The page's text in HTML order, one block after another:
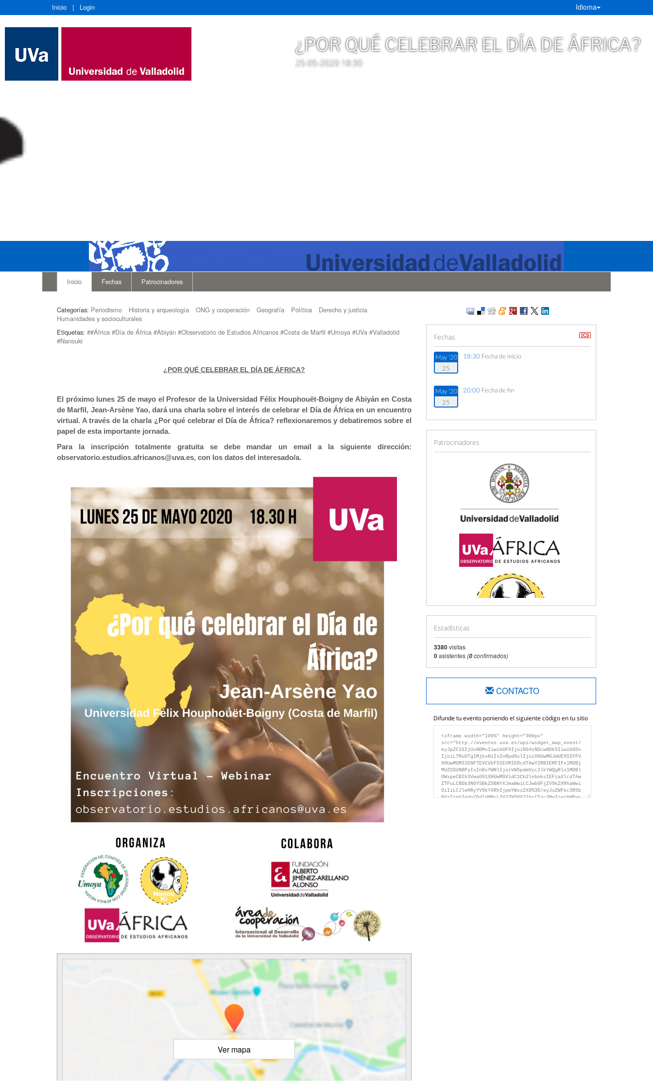
Inicio | Login Idioma
¿POR QUÉ CELEBRAR EL DÍA DE ÁFRICA?
25-05-2020 18:30
Inicio Fechas Patrocinadores
Categorías: Periodismo Historia y arqueología ONG y cooperación Geografía Política
Derecho y justicia
Humanidades y socioculturales
Etiquetas: ##África #Día de África #Abiyán #Observatorio de Estudios Africanos #Costa de Marfil #Umoya #UVa #Valladolid
#Nanouki
¿POR QUÉ CELEBRAR EL DÍA DE ÁFRICA?
El próximo lunes 25 de mayo el Profesor de la Universidad Félix Houphouët-Boigny de Abiyán en Costa
de Marfil, Jean-Arsène Yao, dará una charla sobre el interés de celebrar el Día de África en un encuentro
virtual. A través de la charla ¿Por qué celebrar el Día de África? reflexionaremos y debatiremos sobre el
papel de esta importante jornada.
Para la inscripción totalmente gratuita se debe mandar un email a la siguiente dirección:
observatorio.estudios.africanos@uva.es, con los datos del interesado/a.
Ver mapa
Fechas
May '20
25
18:30 Fecha de inicio
May '20
25
20:00 Fecha de fin
Patrocinadores
Estadísticas
3380visitas
0asistentes(0confirmados)
CONTACTO
Difunde tu evento poniendo el siguiente código en tu sitio